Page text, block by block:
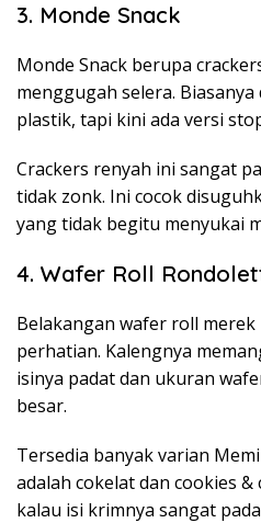
3. Monde Snack
Monde Snack berupa
menggugah selera.
plastik, tapi kini ada versi
Crackers renyah ini sangat
tidak zonk. Ini cocok
yang tidak begitu menyukai
4. Wafer Roll
Belakangan wafer roll
perhatian. Kalengnya
isinya padat dan ukuran
besar.
Tersedia banyak varian
adalah cokelat dan cookies
kalau isi krimnya sangat